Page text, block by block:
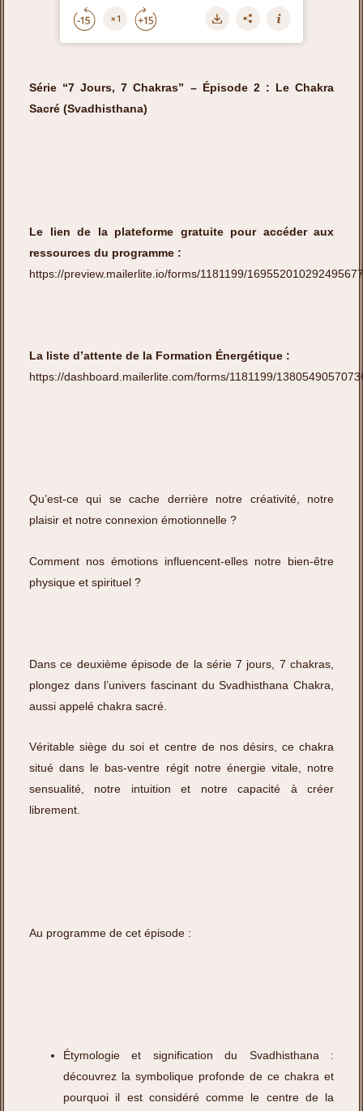
Série “7 Jours, 7 Chakras” – Épisode 2 : Le Chakra
Sacré (Svadhisthana)
Le lien de la plateforme gratuite pour accéder aux
ressources du programme :
https://preview.mailerlite.io/forms/1181199/
La liste d’attente de la Formation Énergétique :
https://dashboard.mailerlite.com/forms/1181199/
Qu’est-ce qui se cache derrière notre créativité, notre
plaisir et notre connexion émotionnelle ?
Comment nos émotions influencent-elles notre bien-être
physique et spirituel ?
Dans ce deuxième épisode de la série 7 jours, 7 chakras,
plongez dans l’univers fascinant du Svadhisthana Chakra,
aussi appelé chakra sacré.
Véritable siège du soi et centre de nos désirs, ce chakra
situé dans le bas-ventre régit notre énergie vitale, notre
sensualité, notre intuition et notre capacité à créer
librement.
Au programme de cet épisode :
Étymologie et signification du Svadhisthana :
découvrez la symbolique profonde de ce chakra et
pourquoi il est considéré comme le centre de la